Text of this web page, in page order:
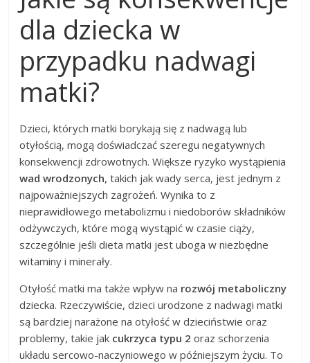
dla dziecka w
przypadku nadwagi
matki?
Dzieci, których matki borykają się z nadwagą lub
otyłością, mogą doświadczać szeregu negatywnych
konsekwencji zdrowotnych. Większe ryzyko wystąpienia
wad wrodzonych, takich jak wady serca, jest jednym z
najpoważniejszych zagrożeń. Wynika to z
nieprawidłowego metabolizmu i niedoborów składników
odżywczych, które mogą wystąpić w czasie ciąży,
szczególnie jeśli dieta matki jest uboga w niezbędne
witaminy i minerały.
Otyłość matki ma także wpływ na rozwój metaboliczny
dziecka. Rzeczywiście, dzieci urodzone z nadwagi matki
są bardziej narażone na otyłość w dzieciństwie oraz
problemy, takie jak cukrzyca typu 2 oraz schorzenia
układu sercowo-naczyniowego w późniejszym życiu. To